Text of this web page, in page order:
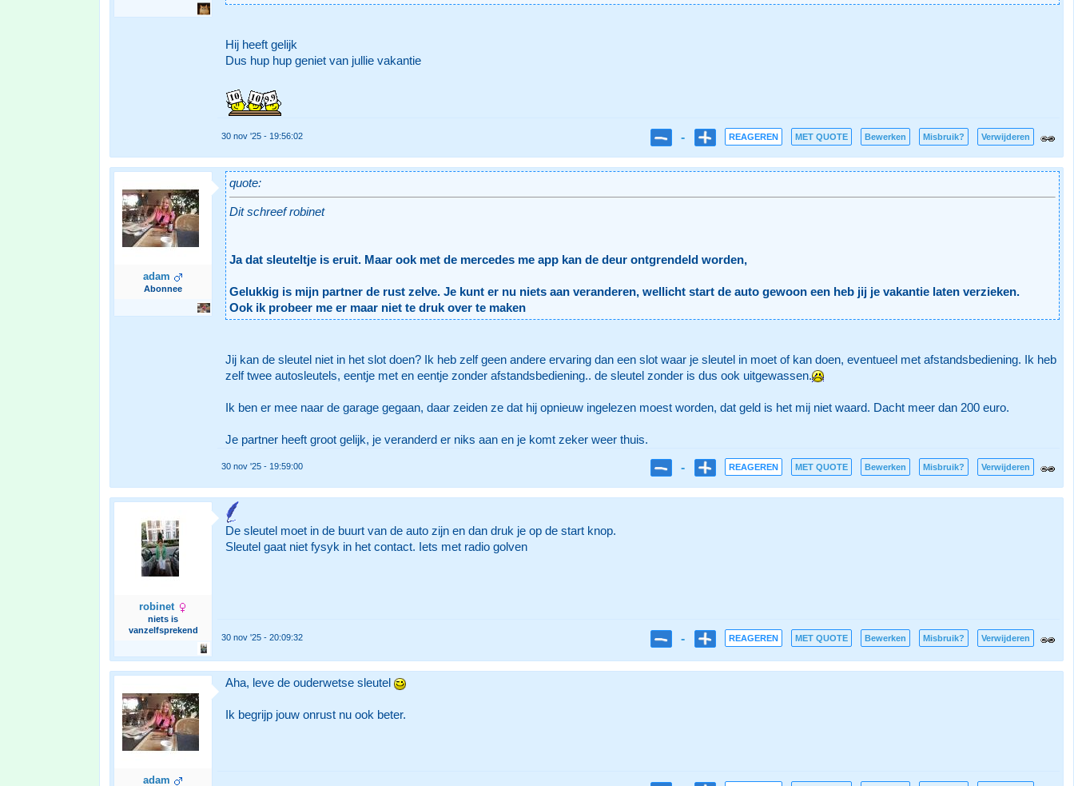
Hij heeft gelijk
Dus hup hup geniet van jullie vakantie
30 nov '25 - 19:56:02 - REAGEREN MET QUOTE Bewerken Misbruik? Verwijderen
adam
Abonnee
quote:
Dit schreef robinet
Ja dat sleuteltje is eruit. Maar ook met de mercedes me app kan de deur ontgrendeld worden,
Gelukkig is mijn partner de rust zelve. Je kunt er nu niets aan veranderen, wellicht start de auto gewoon een heb jij je vakantie laten verzieken.
Ook ik probeer me er maar niet te druk over te maken
Jij kan de sleutel niet in het slot doen? Ik heb zelf geen andere ervaring dan een slot waar je sleutel in moet of kan doen, eventueel met afstandsbediening. Ik heb
zelf twee autosleutels, eentje met en eentje zonder afstandsbediening.. de sleutel zonder is dus ook uitgewassen.
Ik ben er mee naar de garage gegaan, daar zeiden ze dat hij opnieuw ingelezen moest worden, dat geld is het mij niet waard. Dacht meer dan 200 euro.
Je partner heeft groot gelijk, je veranderd er niks aan en je komt zeker weer thuis.
30 nov '25 - 19:59:00 - REAGEREN MET QUOTE Bewerken Misbruik? Verwijderen
robinet
niets is
vanzelfsprekend
De sleutel moet in de buurt van de auto zijn en dan druk je op de start knop.
Sleutel gaat niet fysyk in het contact. Iets met radio golven
30 nov '25 - 20:09:32 - REAGEREN MET QUOTE Bewerken Misbruik? Verwijderen
adam
Aha, leve de ouderwetse sleutel
Ik begrijp jouw onrust nu ook beter.